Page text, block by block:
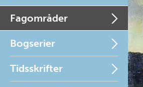
Fagområder
Bogserier
Tidsskrifter